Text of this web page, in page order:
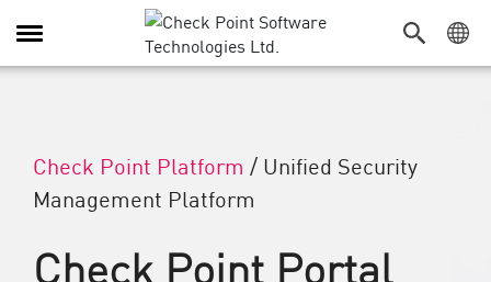
Navigation umschalten
Check Point Platform / Unified Security
Management Platform
Check Point Portal